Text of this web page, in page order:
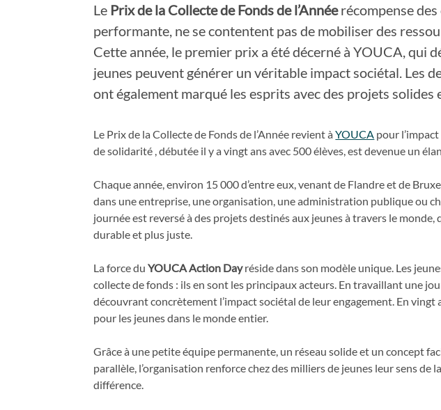
Le Prix de la Collecte de Fonds de l’Annéerécompense des
performante, ne se contentent pas de mobiliser des
Cette année, le premier prix a été décerné à YOUCA, qui
jeunes peuvent générer un véritable impact sociétal. Les
ont également marqué les esprits avec des projets solides
Le Prix de la Collecte de Fonds de l’Année revient àYOUCA pour
de solidarité , débutée il y a vingt ans avec 500 élèves, est devenue un
Chaque année, environ 15 000 d’entre eux, venant de Flandre et de
dans une entreprise, une organisation, une administration publique ou
journée est reversé à des projets destinés aux jeunes à travers le
durable et plus juste.
La force duYOUCA Action Dayréside dans son modèle unique. Les
collecte de fonds : ils en sont les principaux acteurs. En travaillant une
découvrant concrètement l’impact sociétal de leur engagement. En
pour les jeunes dans le monde entier.
Grâce à une petite équipe permanente, un réseau solide et un concept
parallèle, l’organisation renforce chez des milliers de jeunes leur sens
différence.